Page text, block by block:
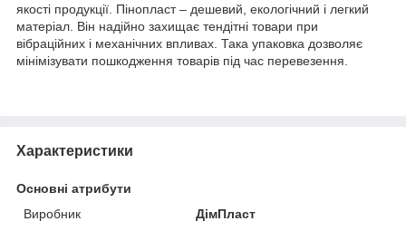
якості продукції. Пінопласт – дешевий, екологічний і легкий
матеріал. Він надійно захищає тендітні товари при
вібраційних і механічних впливах. Така упаковка дозволяє
мінімізувати пошкодження товарів під час перевезення.
Характеристики
Основні атрибути
Виробник
ДімПласт